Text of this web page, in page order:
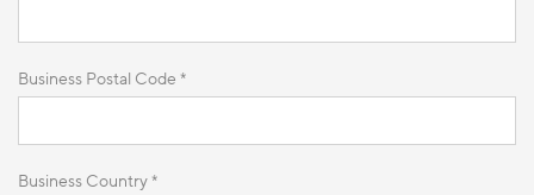
Business Postal Code *
Business Country *